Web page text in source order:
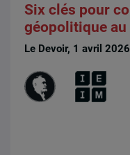
Six clés pour
géopolitique
Le Devoir, 1 avril